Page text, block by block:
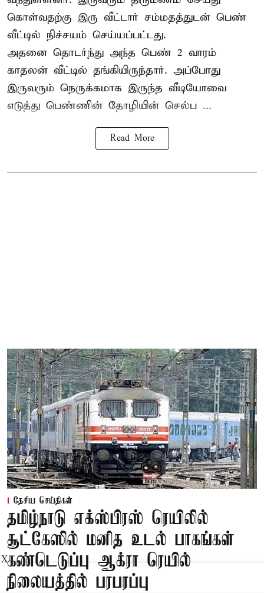
கொள்வதற்கு இரு வீட்டார் சம்மதத்துடன் பெண்
வீட்டில் நிச்சயம் செய்யப்பட்டது.
அதனை தொடர்ந்து அந்த பெண் 2 வாரம்
காதலன் வீட்டில் தங்கியிருந்தார். அப்போது
இருவரும் நெருக்கமாக இருந்த வீடியோவை
எடுத்து பெண்ணின் தோழியின் செல்ப ...
Read More
தேசிய செய்திகள்
தமிழ்நாடு எக்ஸ்பிரஸ் ரெயிலில்
சூட்கேஸில் மனித உடல் பாகங்கள்
கண்டெடுப்பு ஆக்ரா ரெயில்
நிலையத்தில் பரபரப்பு
X